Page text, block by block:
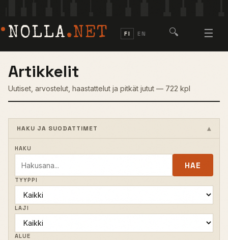
NOLLA.NET FI EN 🔍 ☰
Artikkelit
Uutiset, arvostelut, haastattelut ja pitkät jutut — 722 kpl
HAKU JA SUODATTIMET
HAKU
HAE
TYYPPI
LAJI
ALUE